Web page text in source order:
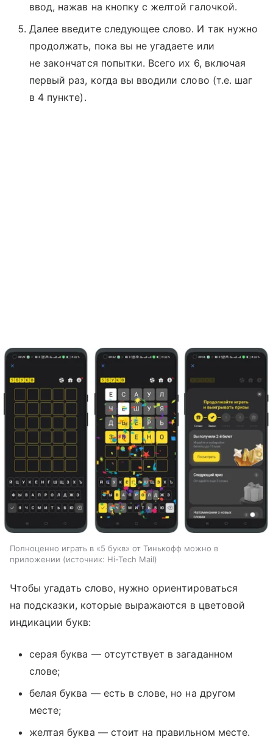
ввод, нажав на кнопку с желтой галочкой.
Далее введите следующее слово. И так нужно
продолжать, пока вы не угадаете или
не закончатся попытки. Всего их 6, включая
первый раз, когда вы вводили слово (т.е. шаг
в 4 пункте).
Полноценно играть в «5 букв» от Тинькофф можно в
приложении
источник: Hi-Tech Mail
Чтобы угадать слово, нужно ориентироваться
на подсказки, которые выражаются в цветовой
индикации букв:
серая буква — отсутствует в загаданном
слове;
белая буква — есть в слове, но на другом
месте;
желтая буква — стоит на правильном месте.